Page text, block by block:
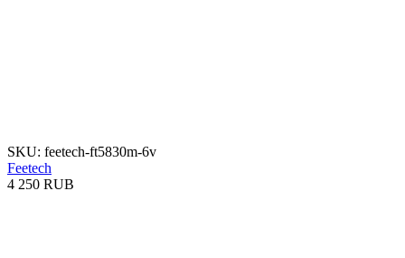
SKU: feetech-ft5830m-6v
Feetech
4 250 RUB